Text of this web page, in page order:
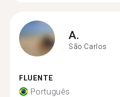
A.
São Carlos
FLUENTE
Português